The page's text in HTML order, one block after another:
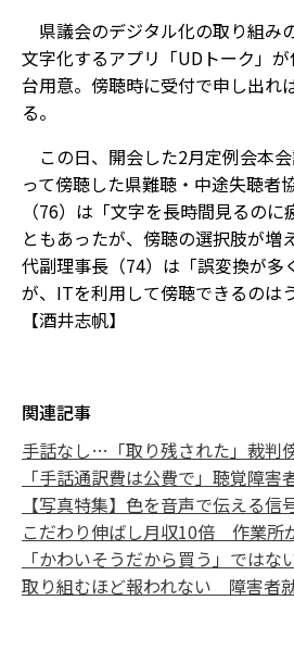
県議会のデジタル化の取り組み
文字化するアプリ「UDトーク」
台用意。傍聴時に受付で申し出れ
る。
この日、開会した2月定例会本
って傍聴した県難聴・中途失聴者
（76）は「文字を長時間見るの
ともあったが、傍聴の選択肢が増
代副理事長（74）は「誤変換が多
が、ITを利用して傍聴できるのは
【酒井志帆】
関連記事
手話なし…「取り残された」裁判
「手話通訳費は公費で」聴覚障害
【写真特集】色を音声で伝える信
こだわり伸ばし月収10倍 作業所
「かわいそうだから買う」では
取り組むほど報われない 障害者